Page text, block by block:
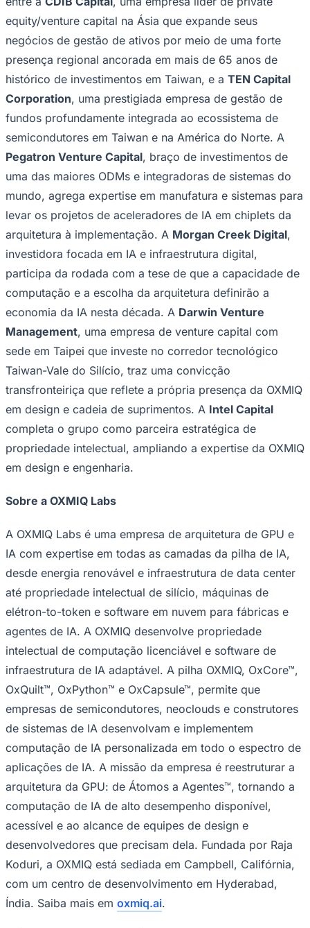
Internacional
Atlético-MG
equity/venture capital na Ásia que expande seus
negócios de gestão de ativos por meio de uma forte
presença regional ancorada em mais de 65 anos de
histórico de investimentos em Taiwan, e a TEN Capital
Corporation, uma prestigiada empresa de gestão de
fundos profundamente integrada ao ecossistema de
semicondutores em Taiwan e na América do Norte. A
Pegatron Venture Capital, braço de investimentos de
uma das maiores ODMs e integradoras de sistemas do
mundo, agrega expertise em manufatura e sistemas para
levar os projetos de aceleradores de IA em chiplets da
arquitetura à implementação. A Morgan Creek Digital,
investidora focada em IA e infraestrutura digital,
participa da rodada com a tese de que a capacidade de
computação e a escolha da arquitetura definirão a
economia da IA ​​nesta década. A Darwin Venture
Management, uma empresa de venture capital com
sede em Taipei que investe no corredor tecnológico
Taiwan-Vale do Silício, traz uma convicção
transfronteiriça que reflete a própria presença da OXMIQ
em design e cadeia de suprimentos. A Intel Capital
completa o grupo como parceira estratégica de
propriedade intelectual, ampliando a expertise da OXMIQ
em design e engenharia.
Sobre a OXMIQ Labs
A OXMIQ Labs é uma empresa de arquitetura de GPU e
IA com expertise em todas as camadas da pilha de IA,
desde energia renovável e infraestrutura de data center
até propriedade intelectual de silício, máquinas de
elétron-to-token e software em nuvem para fábricas e
agentes de IA. A OXMIQ desenvolve propriedade
intelectual de computação licenciável e software de
infraestrutura de IA adaptável. A pilha OXMIQ, OxCore™,
OxQuilt™, OxPython™ e OxCapsule™, permite que
empresas de semicondutores, neoclouds e construtores
de sistemas de IA desenvolvam e implementem
computação de IA personalizada em todo o espectro de
aplicações de IA. A missão da empresa é reestruturar a
arquitetura da GPU: de Átomos a Agentes™, tornando a
computação de IA de alto desempenho disponível,
acessível e ao alcance de equipes de design e
desenvolvedores que precisam dela. Fundada por Raja
Koduri, a OXMIQ está sediada em Campbell, Califórnia,
com um centro de desenvolvimento em Hyderabad,
Índia. Saiba mais em oxmiq.ai.